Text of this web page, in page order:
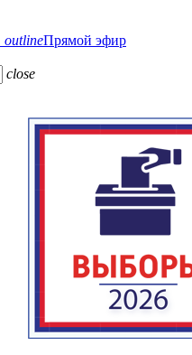
Прямой эфир
close